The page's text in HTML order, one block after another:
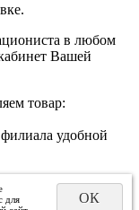
в любом
Вашей
товар:
удобной
для
ОК